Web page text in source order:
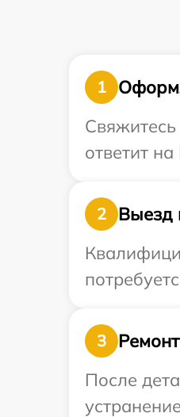
1
Свяжитесь
ответит
2
Выезд
3
После